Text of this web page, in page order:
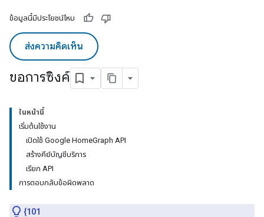
ข้อมูลนี้มีประโยชน์ไหม
ส่งความคิดเห็น
ขอการซิงค์
ในหน้านี้
เริ่มต้นใช้งาน
เปิดใช้ Google HomeGraph API
สร้างคีย์บัญชีบริการ
เรียก API
การตอบกลับข้อผิดพลาด
{101